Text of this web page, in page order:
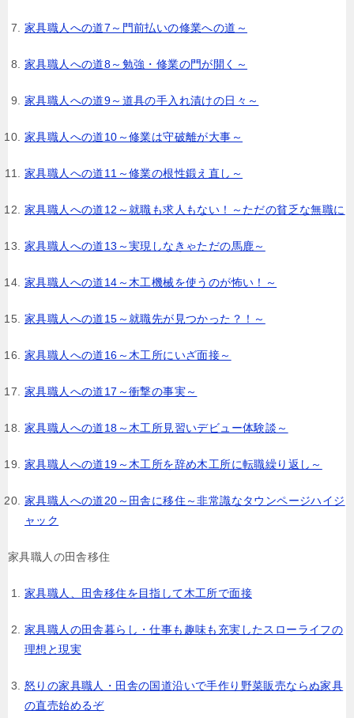
家具職人への道7～門前払いの修業への道～
家具職人への道8～勉強・修業の門が開く～
家具職人への道9～道具の手入れ漬けの日々～
家具職人への道10～修業は守破離が大事～
家具職人への道11～修業の根性鍛え直し～
家具職人への道12～就職も求人もない！～ただの貧乏な無職に
家具職人への道13～実現しなきゃただの馬鹿～
家具職人への道14～木工機械を使うのが怖い！～
家具職人への道15～就職先が見つかった？！～
家具職人への道16～木工所にいざ面接～
家具職人への道17～衝撃の事実～
家具職人への道18～木工所見習いデビュー体験談～
家具職人への道19～木工所を辞め木工所に転職繰り返し～
家具職人への道20～田舎に移住～非常識なタウンページハイジ
ャック
家具職人の田舎移住
家具職人、田舎移住を目指して木工所で面接
家具職人の田舎暮らし・仕事も趣味も充実したスローライフの
理想と現実
怒りの家具職人・田舎の国道沿いで手作り野菜販売ならぬ家具
の直売始めるぞ